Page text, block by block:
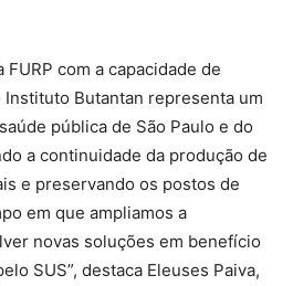
com a capacidade de
Butantan representa um
pública de São Paulo e do
a continuidade da produção de
e preservando os postos de
em que ampliamos a
novas soluções em benefício
SUS”, destaca Eleuses Paiva,